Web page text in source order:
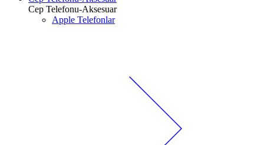
Cep Telefonu-Aksesuar
Apple Telefonlar